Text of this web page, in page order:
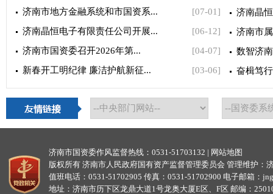
济南市地方金融系统和市国资系...
[07-01]
济南晶恒电子有限责任公司开展...
[06-12]
济南市国资委召开2026年第...
[04-07]
新春开工明纪律 廉洁护航新征...
[03-06]
济南晶
济南市
数智济
奋楫笃
济南市国资委作风监督热线：0531-51703132 | 网站地图
版权所有 济南市人民政府国有资产监督管理委员会 管理维护：
值班电话：0531-51702905 传真：0531-51702900 电子邮箱：
地址：济南市历下区龙鼎大道1号龙奥大厦E区、F区 邮编：